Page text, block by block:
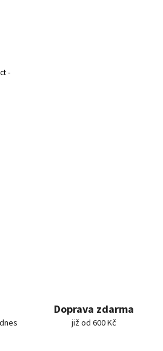
-
Doprava zdarma
již od 600 Kč